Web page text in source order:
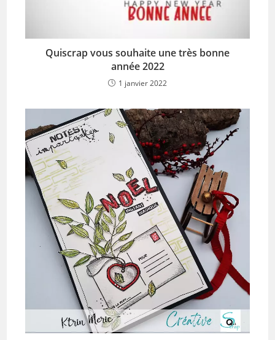
Quiscrap vous souhaite une très bonne
année 2022
1 janvier 2022